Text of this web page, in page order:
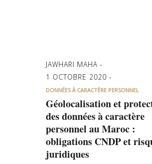
JAWHARI MAHA
1 OCTOBRE 2020
DONNÉES À CARACTÈRE PERSONNEL
Géolocalisation et
des données à caractère
personnel au Maroc :
obligations CNDP et
juridiques